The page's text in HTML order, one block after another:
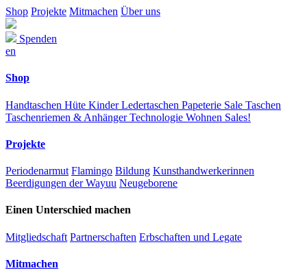
Shop Projekte Mitmachen Über uns
Spenden
en
Shop
Handtaschen Hüte KinderLedertaschen Papeterie Sale Taschen
Taschenriemen & AnhängerTechnologie Wohnen Sales!
Projekte
Periodenarmut Flamingo Bildung Kunsthandwerkerinnen
Beerdigungen der Wayuu Neugeborene
Einen Unterschied machen
Mitgliedschaft Partnerschaften Erbschaften und Legate
Mitmachen